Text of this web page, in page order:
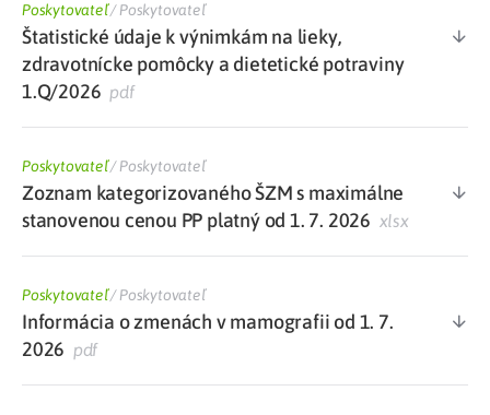
Poskytovateľ/Poskytovateľ
Štatistické údaje k výnimkám na lieky,
zdravotnícke pomôcky a dietetické potraviny
1.Q/2026 pdf
Poskytovateľ/Poskytovateľ
Zoznam kategorizovaného ŠZM s maximálne
stanovenou cenou PP platný od 1. 7. 2026 xlsx
Poskytovateľ/Poskytovateľ
Informácia o zmenách v mamografii od 1. 7.
2026 pdf